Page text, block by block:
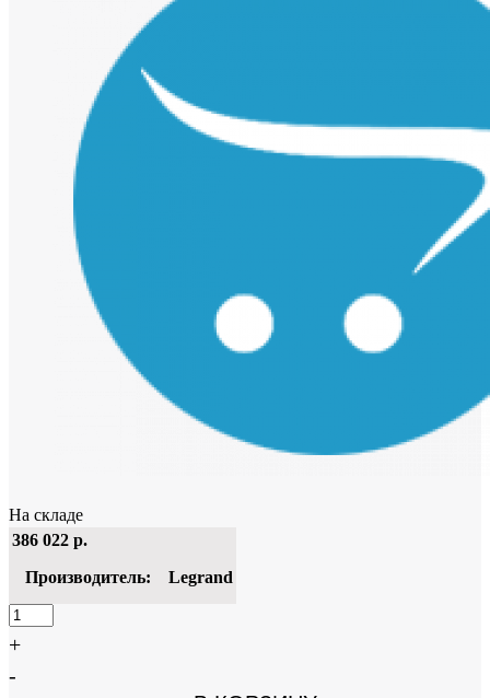
На складе
386 022 р.
Производитель:
Legrand
+
-